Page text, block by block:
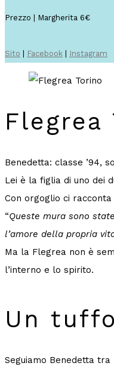
Prezzo | Margherita 6€
Sito Facebook Instagram
Flegrea
Benedetta: classe ’94,
Lei è la figlia di uno dei
Con orgoglio ci
“Queste mura sono
l’amore della propria
Ma la Flegrea non è
l’interno e lo spirito.
Un
Seguiamo Benedetta